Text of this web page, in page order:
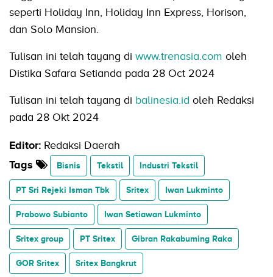
seperti Holiday Inn, Holiday Inn Express, Horison,
dan Solo Mansion.
Tulisan ini telah tayang di www.trenasia.com oleh
Distika Safara Setianda pada 28 Oct 2024
Tulisan ini telah tayang di balinesia.id oleh Redaksi
pada 28 Okt 2024
Editor: Redaksi Daerah
Tags
Bisnis Tekstil Industri Tekstil
PT Sri Rejeki Isman Tbk Sritex Iwan Lukminto
Prabowo Subianto Iwan Setiawan Lukminto
Sritex group PT Sritex Gibran Rakabuming Raka
GOR Sritex Sritex Bangkrut